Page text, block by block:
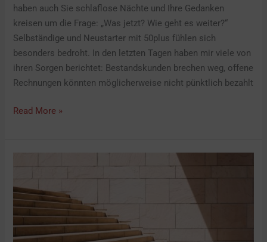
haben auch Sie schlaflose Nächte und Ihre Gedanken
kreisen um die Frage: „Was jetzt? Wie geht es weiter?“
Selbständige und Neustarter mit 50plus fühlen sich
besonders bedroht. In den letzten Tagen haben mir viele von
ihren Sorgen berichtet: Bestandskunden brechen weg, offene
Rechnungen könnten möglicherweise nicht pünktlich bezahlt
Read More »
Monaten
gut
im
Geschäft